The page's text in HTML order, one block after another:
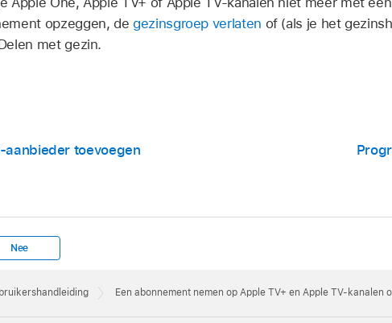
opzeggen, degezinsgroep verlaten of (als je het
met gezin.
toevoegen
Nee
Een abonnement nemen op Apple TV+ en Apple TV-kanalen